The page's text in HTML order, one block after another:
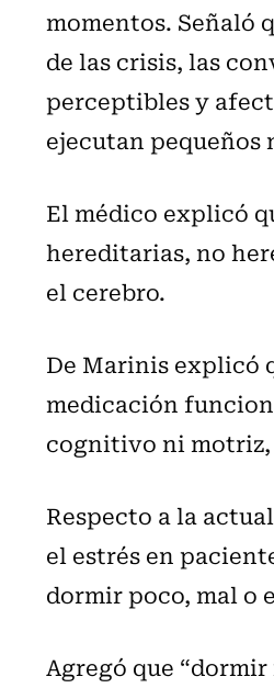
momentos. Señaló
de las crisis, las
perceptibles y
ejecutan
El médico explicó
hereditarias, no
el cerebro.
De Marinis explicó
medicación
cognitivo ni motriz,
Respecto a la
el estrés en
dormir poco, mal o
Agregó que